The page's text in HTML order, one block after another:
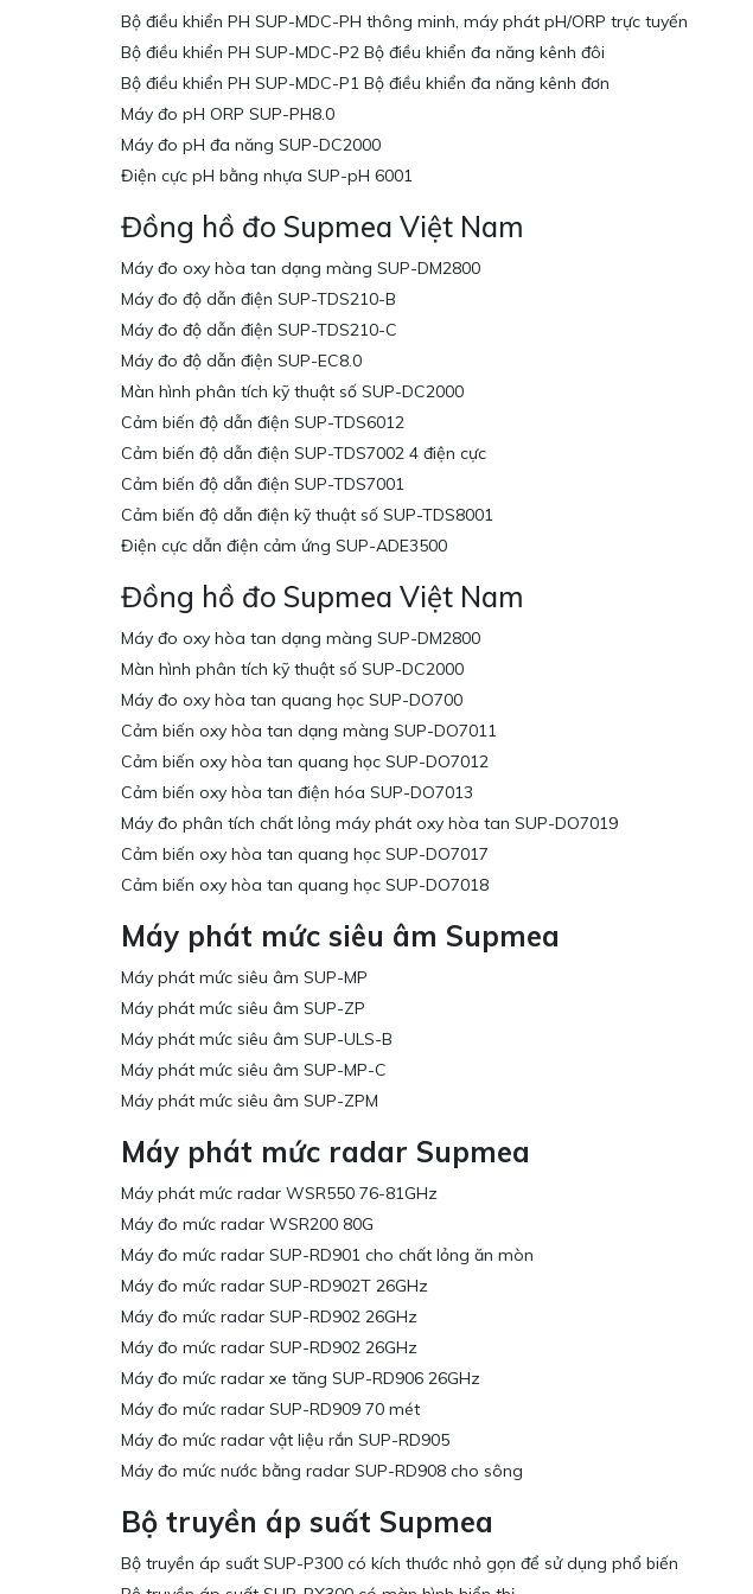
Bộ điều khiển PH SUP-MDC-PH thông minh, máy phát pH/ORP trực tuyến
Bộ điều khiển PH SUP-MDC-P2 Bộ điều khiển đa năng kênh đôi
Bộ điều khiển PH SUP-MDC-P1 Bộ điều khiển đa năng kênh đơn
Máy đo pH ORP SUP-PH8.0
Máy đo pH đa năng SUP-DC2000
Điện cực pH bằng nhựa SUP-pH 6001
Đồng hồ đo Supmea Việt Nam
Máy đo oxy hòa tan dạng màng SUP-DM2800
Máy đo độ dẫn điện SUP-TDS210-B
Máy đo độ dẫn điện SUP-TDS210-C
Máy đo độ dẫn điện SUP-EC8.0
Màn hình phân tích kỹ thuật số SUP-DC2000
Cảm biến độ dẫn điện SUP-TDS6012
Cảm biến độ dẫn điện SUP-TDS7002 4 điện cực
Cảm biến độ dẫn điện SUP-TDS7001
Cảm biến độ dẫn điện kỹ thuật số SUP-TDS8001
Điện cực dẫn điện cảm ứng SUP-ADE3500
Đồng hồ đo Supmea Việt Nam
Máy đo oxy hòa tan dạng màng SUP-DM2800
Màn hình phân tích kỹ thuật số SUP-DC2000
Máy đo oxy hòa tan quang học SUP-DO700
Cảm biến oxy hòa tan dạng màng SUP-DO7011
Cảm biến oxy hòa tan quang học SUP-DO7012
Cảm biến oxy hòa tan điện hóa SUP-DO7013
Máy đo phân tích chất lỏng máy phát oxy hòa tan SUP-DO7019
Cảm biến oxy hòa tan quang học SUP-DO7017
Cảm biến oxy hòa tan quang học SUP-DO7018
Máy phát mức siêu âm Supmea
Máy phát mức siêu âm SUP-MP
Máy phát mức siêu âm SUP-ZP
Máy phát mức siêu âm SUP-ULS-B
Máy phát mức siêu âm SUP-MP-C
Máy phát mức siêu âm SUP-ZPM
Máy phát mức radar Supmea
Máy phát mức radar WSR550 76-81GHz
Máy đo mức radar WSR200 80G
Máy đo mức radar SUP-RD901 cho chất lỏng ăn mòn
Máy đo mức radar SUP-RD902T 26GHz
Máy đo mức radar SUP-RD902 26GHz
Máy đo mức radar SUP-RD902 26GHz
Máy đo mức radar xe tăng SUP-RD906 26GHz
Máy đo mức radar SUP-RD909 70 mét
Máy đo mức radar vật liệu rắn SUP-RD905
Máy đo mức nước bằng radar SUP-RD908 cho sông
Bộ truyền áp suất Supmea
Bộ truyền áp suất SUP-P300 có kích thước nhỏ gọn để sử dụng phổ biến